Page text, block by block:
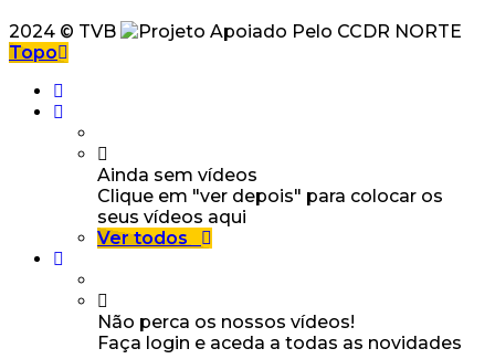
2024 © TVB
Topo
Ainda sem vídeos
Clique em "ver depois" para colocar os
seus vídeos aqui
Ver todos
Não perca os nossos vídeos!
Faça login e aceda a todas as novidades